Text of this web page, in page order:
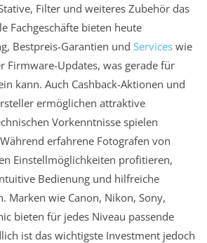
Filter und weiteres Zubehör das
Fachgeschäfte bieten heute
Bestpreis-Garantien und Services wie
Firmware-Updates, was gerade für
kann. Auch Cashback-Aktionen und
ermöglichen attraktive
Vorkenntnisse spielen
erfahrene Fotografen von
Einstellmöglichkeiten profitieren,
Bedienung und hilfreiche
Marken wie Canon, Nikon, Sony,
bieten für jedes Niveau passende
ist das wichtigste Investment jedoch